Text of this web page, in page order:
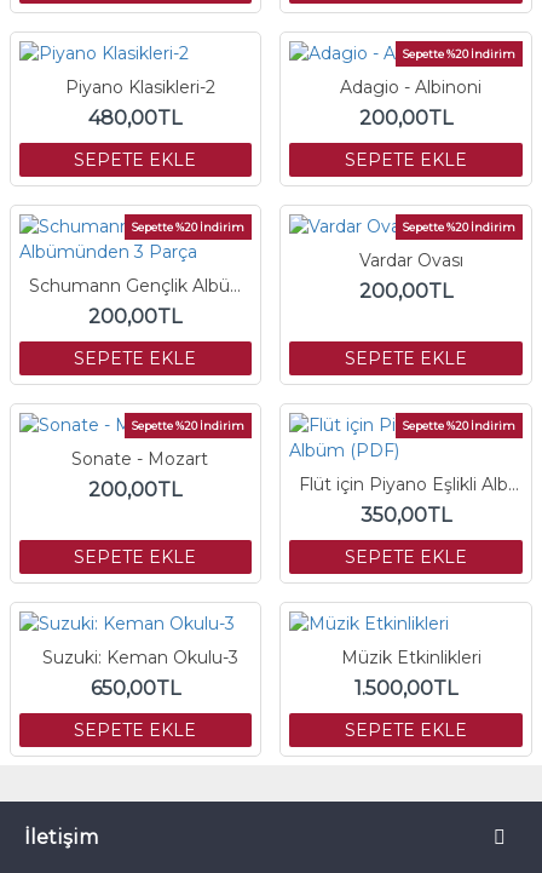
Piyano Klasikleri-2
480,00TL
SEPETE EKLE
Sepette %20 İndirim
Adagio - Albinoni
200,00TL
SEPETE EKLE
Sepette %20 İndirim
Schumann Gençlik Albümünden 3 Parça
200,00TL
SEPETE EKLE
Sepette %20 İndirim
Vardar Ovası
200,00TL
SEPETE EKLE
Sepette %20 İndirim
Sonate - Mozart
200,00TL
SEPETE EKLE
Sepette %20 İndirim
Flüt için Piyano Eşlikli Albüm (PDF)
350,00TL
SEPETE EKLE
Suzuki: Keman Okulu-3
650,00TL
SEPETE EKLE
Müzik Etkinlikleri
1.500,00TL
SEPETE EKLE
İletişim